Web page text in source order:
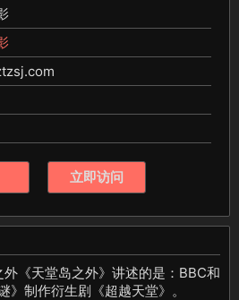
立即访问
《天堂岛之外》讲述的是：BBC和
制作衍生剧《超越天堂》。